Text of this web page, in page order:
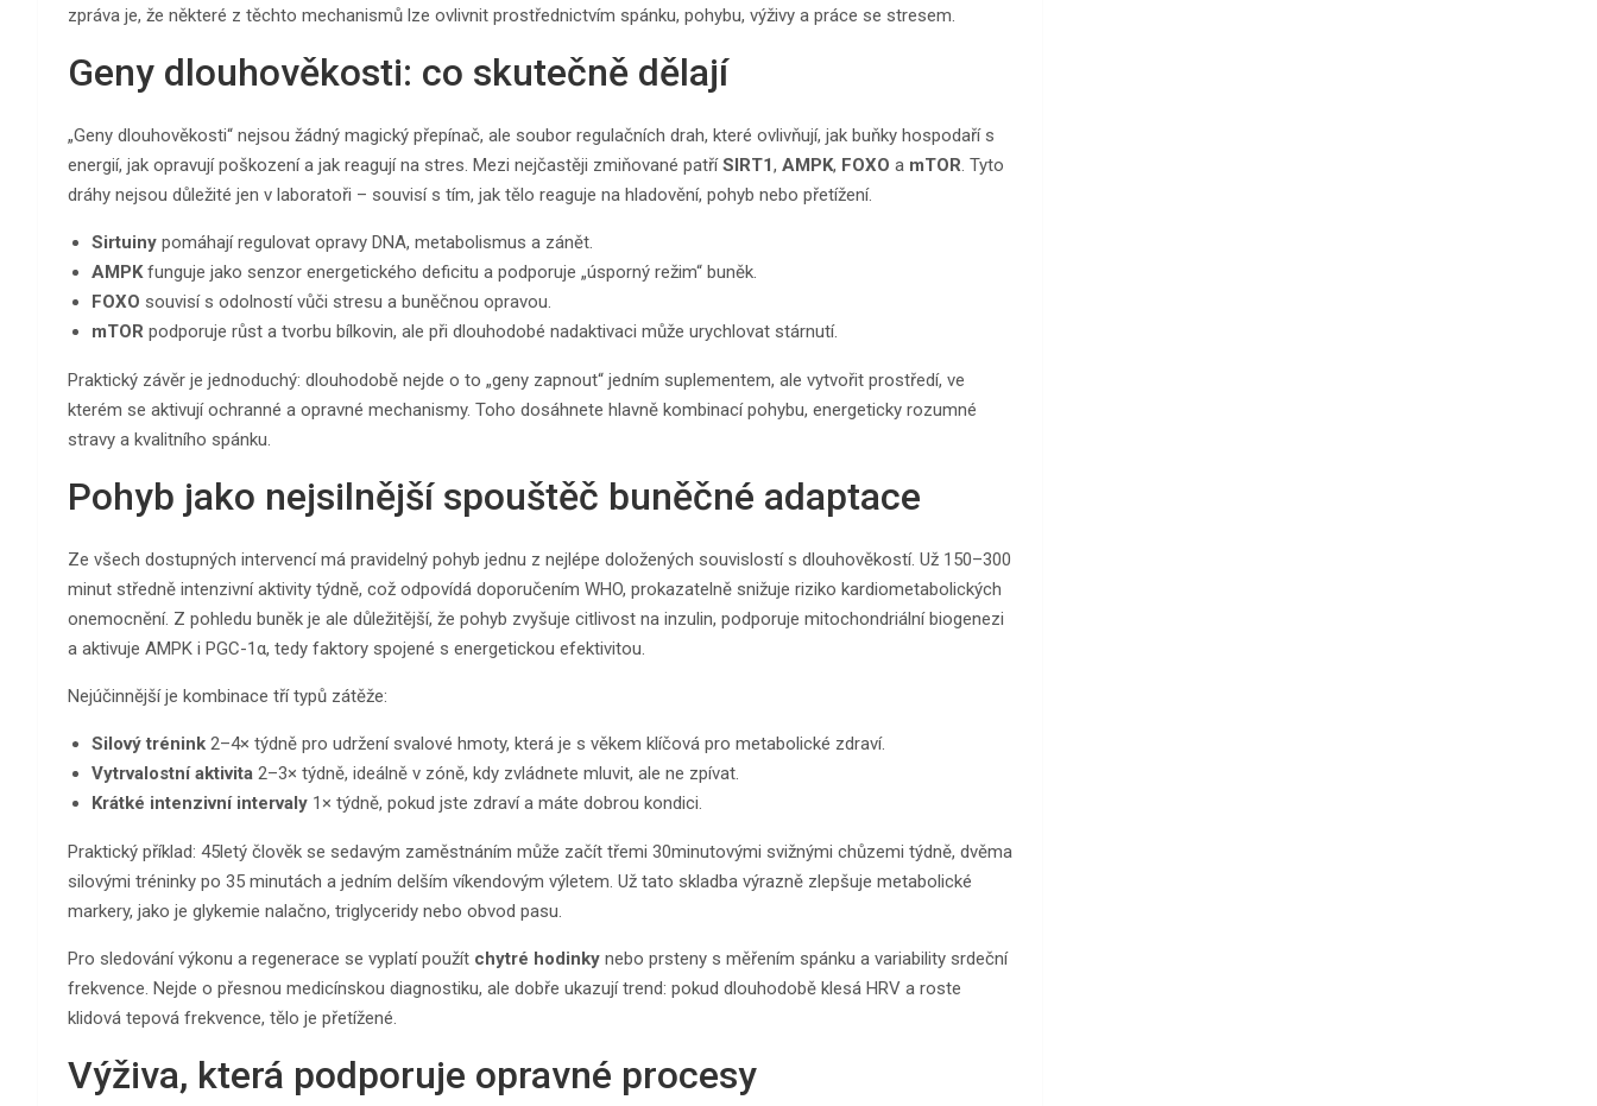
zpráva je, že některé z těchto mechanismů lze ovlivnit prostřednictvím spánku, pohybu, výživy a práce se stresem.
Geny dlouhověkosti: co skutečně dělají
„Geny dlouhověkosti“ nejsou žádný magický přepínač, ale soubor regulačních drah, které ovlivňují, jak buňky hospodaří s
energií, jak opravují poškození a jak reagují na stres. Mezi nejčastěji zmiňované patříSIRT1, AMPK, FOXO a mTOR. Tyto
dráhy nejsou důležité jen v laboratoři – souvisí s tím, jak tělo reaguje na hladovění, pohyb nebo přetížení.
Sirtuiny pomáhají regulovat opravy DNA, metabolismus a zánět.
AMPKfunguje jako senzor energetického deficitu a podporuje „úsporný režim“ buněk.
FOXO souvisí s odolností vůči stresu a buněčnou opravou.
mTOR podporuje růst a tvorbu bílkovin, ale při dlouhodobé nadaktivaci může urychlovat stárnutí.
Praktický závěr je jednoduchý: dlouhodobě nejde o to „geny zapnout“ jedním suplementem, ale vytvořit prostředí, ve
kterém se aktivují ochranné a opravné mechanismy. Toho dosáhnete hlavně kombinací pohybu, energeticky rozumné
stravy a kvalitního spánku.
Pohyb jako nejsilnější spouštěč buněčné adaptace
Ze všech dostupných intervencí má pravidelný pohyb jednu z nejlépe doložených souvislostí s dlouhověkostí. Už 150–300
minut středně intenzivní aktivity týdně, což odpovídá doporučením WHO, prokazatelně snižuje riziko kardiometabolických
onemocnění. Z pohledu buněk je ale důležitější, že pohyb zvyšuje citlivost na inzulin, podporuje mitochondriální biogenezi
a aktivuje AMPK i PGC-1α, tedy faktory spojené s energetickou efektivitou.
Nejúčinnější je kombinace tří typů zátěže:
Silový trénink 2–4× týdně pro udržení svalové hmoty, která je s věkem klíčová pro metabolické zdraví.
Vytrvalostní aktivita 2–3× týdně, ideálně v zóně, kdy zvládnete mluvit, ale ne zpívat.
Krátké intenzivní intervaly 1× týdně, pokud jste zdraví a máte dobrou kondici.
Praktický příklad: 45letý člověk se sedavým zaměstnáním může začít třemi 30minutovými svižnými chůzemi týdně, dvěma
silovými tréninky po 35 minutách a jedním delším víkendovým výletem. Už tato skladba výrazně zlepšuje metabolické
markery, jako je glykemie nalačno, triglyceridy nebo obvod pasu.
Pro sledování výkonu a regenerace se vyplatí použít chytré hodinky nebo prsteny s měřením spánku a variability srdeční
frekvence. Nejde o přesnou medicínskou diagnostiku, ale dobře ukazují trend: pokud dlouhodobě klesá HRV a roste
klidová tepová frekvence, tělo je přetížené.
Výživa, která podporuje opravné procesy